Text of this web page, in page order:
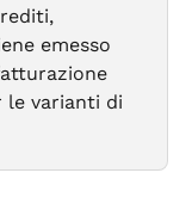
emesso
le varianti di